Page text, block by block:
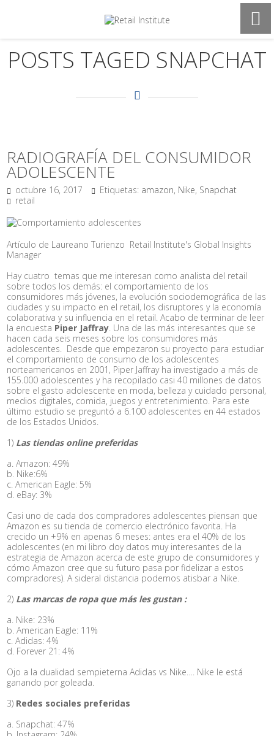
POSTS TAGED SNAPCHAT
RADIOGRAFÍA DEL CONSUMIDOR
ADOLESCENTE
octubre 16, 2017 Etiquetas: amazon, Nike, Snapchat
retail
Artículo de Laureano Turienzo Retail Institute's Global Insights
Manager
Hay cuatro temas que me interesan como analista del retail
sobre todos los demás: el comportamiento de los
consumidores más jóvenes, la evolución sociodemográfica de las
ciudades y su impacto en el retail, los disruptores y la economía
colaborativa y su influencia en el retail. Acabo de terminar de leer
la encuesta Piper Jaffray. Una de las más interesantes que se
hacen cada seis meses sobre los consumidores más
adolescentes. Desde que empezaron su proyecto para estudiar
el comportamiento de consumo de los adolescentes
norteamericanos en 2001, Piper Jaffray ha investigado a más de
155.000 adolescentes y ha recopilado casi 40 millones de datos
sobre el gasto adolescente en moda, belleza y cuidado personal,
medios digitales, comida, juegos y entretenimiento. Para este
último estudio se preguntó a 6.100 adolescentes en 44 estados
de los Estados Unidos.
1) Las tiendas online preferidas
a. Amazon: 49%
b. Nike:6%
c. American Eagle: 5%
d. eBay: 3%
Casi uno de cada dos compradores adolescentes piensan que
Amazon es su tienda de comercio electrónico favorita. Ha
crecido un +9% en apenas 6 meses: antes era el 40% de los
adolescentes (en mi libro doy datos muy interesantes de la
estrategia de Amazon acerca de este grupo de consumidores y
cómo Amazon cree que su futuro pasa por fidelizar a estos
compradores). A sideral distancia podemos atisbar a Nike.
2) Las marcas de ropa que más les gustan :
a. Nike: 23%
b. American Eagle: 11%
c. Adidas: 4%
d. Forever 21: 4%
Ojo a la dualidad sempieterna Adidas vs Nike…. Nike le está
ganando por goleada.
3) Redes sociales preferidas
a. Snapchat: 47%